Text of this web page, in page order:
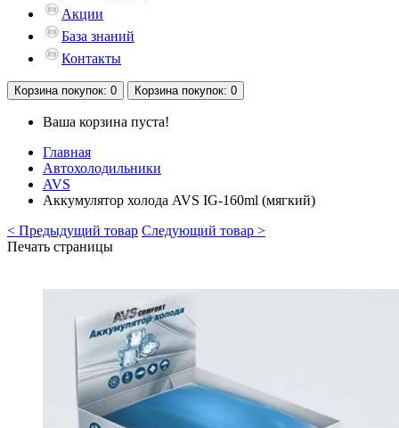
Акции
База знаний
Контакты
Корзина покупок: 0 Корзина покупок: 0
Ваша корзина пуста!
Главная
Автохолодильники
AVS
Аккумулятор холода AVS IG-160ml (мягкий)
< Предыдущий товар Следующий товар >
Печать страницы